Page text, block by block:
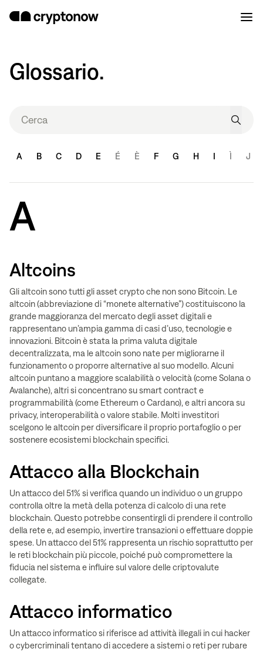
Glossario.
A B C D E É È F G H J
A
Altcoins
Gli altcoin sono tutti gli asset crypto che non sono Bitcoin. Le
altcoin (abbreviazione di “monete alternative”) costituiscono la
grande maggioranza del mercato degli asset digitali e
rappresentano un’ampia gamma di casi d’uso, tecnologie e
innovazioni. Bitcoin è stata la prima valuta digitale
decentralizzata, ma le altcoin sono nate per migliorarne il
funzionamento o proporre alternative al suo modello. Alcuni
altcoin puntano a maggiore scalabilità o velocità (come Solana o
Avalanche), altri si concentrano su smart contract e
programmabilità (come Ethereum o Cardano), e altri ancora su
privacy, interoperabilità o valore stabile. Molti investitori
scelgono le altcoin per diversificare il proprio portafoglio o per
sostenere ecosistemi blockchain specifici.
Attacco alla Blockchain
Un attacco del 51% si verifica quando un individuo o un gruppo
controlla oltre la metà della potenza di calcolo di una rete
blockchain. Questo potrebbe consentirgli di prendere il controllo
della rete e, ad esempio, invertire transazioni o effettuare doppie
spese. Un attacco del 51% rappresenta un rischio soprattutto per
le reti blockchain più piccole, poiché può compromettere la
fiducia nel sistema e influire sul valore delle criptovalute
collegate.
Attacco informatico
Un attacco informatico si riferisce ad attività illegali in cui hacker
o cybercriminali tentano di accedere a sistemi o reti per rubare